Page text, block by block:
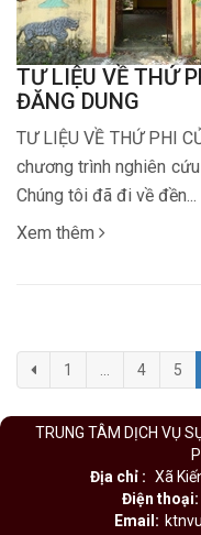
TƯ LIỆU VỀ THỨ
ĐĂNG DUNG
TƯ LIỆU VỀ THỨ PHI
chương trình nghiên
Chúng tôi đã đi về đền...
Xem thêm
1 4 5
TRUNG TÂM DỊCH VỤ
Địa chỉ : Xã
Điện thoại:
Email: